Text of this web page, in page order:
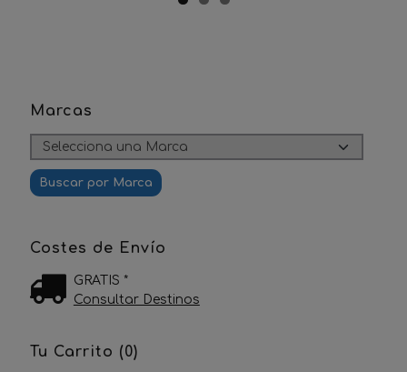
Marcas
Costes de Envío
GRATIS *
Consultar Destinos
Tu Carrito (0)